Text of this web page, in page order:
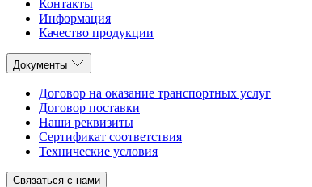
Контакты
Информация
Качество продукции
Документы
Договор на оказание транспортных услуг
Договор поставки
Наши реквизиты
Сертификат соответствия
Технические условия
Связаться с нами